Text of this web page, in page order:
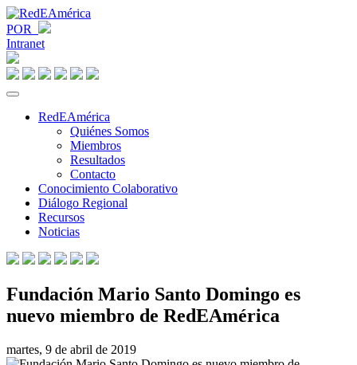
POR
Intranet
RedEAmérica
Quiénes Somos
Miembros
Resultados
Contacto
Conocimiento Colaborativo
Diálogo Regional
Recursos
Noticias
Fundación Mario Santo Domingo es
nuevo miembro de RedEAmérica
martes, 9 de abril de 2019